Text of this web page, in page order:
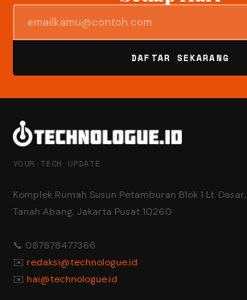
DAFTAR SEKARANG
YOUR TECH UPDATE
Komplek Rumah Susun Petamburan Blok 1 Lt. Dasar,
Tanah Abang, Jakarta Pusat 10260
📞 087878477366
✉️ redaksi@technologue.id
✉️ hai@technologue.id